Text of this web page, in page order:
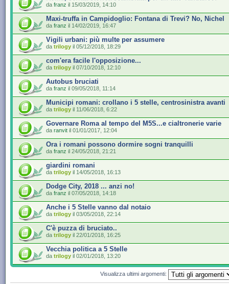
da franz il 15/03/2019, 14:10
Maxi-truffa in Campidoglio: Fontana di Trevi? No, Nichel
da franz il 14/02/2019, 16:47
Vigili urbani: più multe per assumere
da trilogy il 05/12/2018, 18:29
com'era facile l'opposizione...
da trilogy il 07/10/2018, 12:10
Autobus bruciati
da franz il 09/05/2018, 11:14
Municipi romani: crollano i 5 stelle, centrosinistra avanti
da trilogy il 11/06/2018, 6:22
Governare Roma al tempo del M5S...e cialtronerie varie
da ranvit il 01/01/2017, 12:04
Ora i romani possono dormire sogni tranquilli
da franz il 24/05/2018, 21:21
giardini romani
da trilogy il 14/05/2018, 16:13
Dodge City, 2018 ... anzi no!
da franz il 07/05/2018, 14:18
Anche i 5 Stelle vanno dal notaio
da trilogy il 03/05/2018, 22:14
C'è puzza di bruciato..
da trilogy il 22/01/2018, 16:25
Vecchia politica a 5 Stelle
da trilogy il 02/01/2018, 13:20
Visualizza ultimi argomenti: